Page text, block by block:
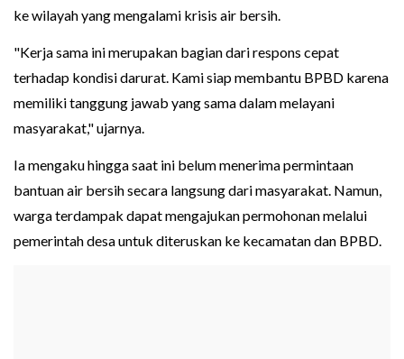
ke wilayah yang mengalami krisis air bersih.
"Kerja sama ini merupakan bagian dari respons cepat
terhadap kondisi darurat. Kami siap membantu BPBD karena
memiliki tanggung jawab yang sama dalam melayani
masyarakat," ujarnya.
Ia mengaku hingga saat ini belum menerima permintaan
bantuan air bersih secara langsung dari masyarakat. Namun,
warga terdampak dapat mengajukan permohonan melalui
pemerintah desa untuk diteruskan ke kecamatan dan BPBD.